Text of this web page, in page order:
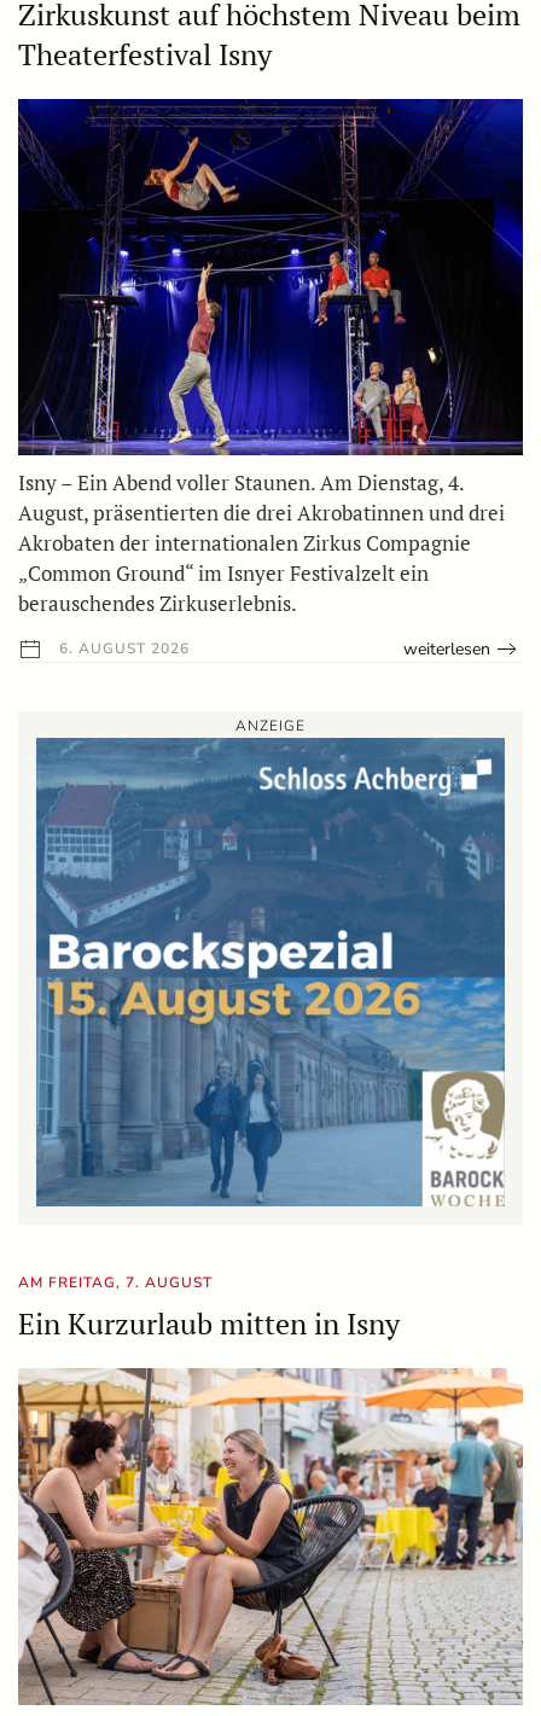
Zirkuskunst auf höchstem Niveau beim
Theaterfestival Isny
Isny – Ein Abend voller Staunen. Am Dienstag, 4.
August, präsentierten die drei Akrobatinnen und drei
Akrobaten der internationalen Zirkus Compagnie
„Common Ground“ im Isnyer Festivalzelt ein
berauschendes Zirkuserlebnis.
6. AUGUST 2026 weiterlesen
ANZEIGE
AM FREITAG, 7. AUGUST
Ein Kurzurlaub mitten in Isny